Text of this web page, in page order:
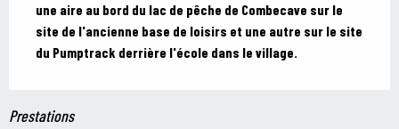
une aire au bord du lac de pêche de Combecave sur le
site de l'ancienne base de loisirs et une autre sur le site
du Pumptrack derrière l'école dans le village.
Prestations